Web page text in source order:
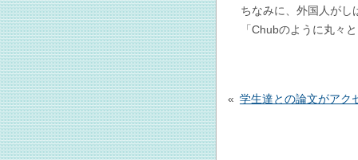
ちなみに、外国人がし
「Chubのように丸々
稿 学生達との論文がアク